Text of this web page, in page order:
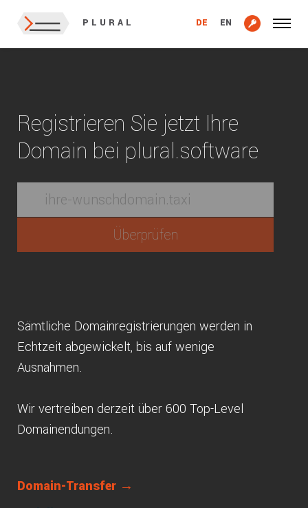
PLURAL DE EN
Registrieren Sie jetzt Ihre
Domain bei plural.software
Sämtliche Domainregistrierungen werden in
Echtzeit abgewickelt, bis auf wenige
Ausnahmen.
Wir vertreiben derzeit über 600 Top-Level
Domainendungen.
Domain-Transfer →